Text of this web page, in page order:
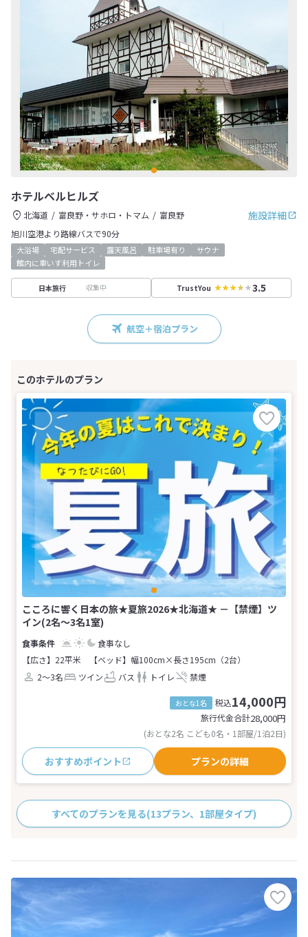
ホテルベルヒルズ
施設詳細
北海道 富良野・サホロ・トマム
富良野
旭川空港より路線バスで90分
大浴場 宅配サービス 露天風呂 駐車場有り
サウナ
館内に車いす利用トイレ
日本旅行 収集中 TrustYou 3.5
航空＋宿泊プラン
こころに響く日本の旅★夏旅2026★北海道★ －【禁煙】ツ
イン(2名～3名1室)
食事なし
【広さ】22平米
【ベッド】幅100cm×長さ195cm（2台）
2～3名
ツイン バス トイレ 禁煙
おとな1名 税込14,000円
旅行代金合計28,000円
(おとな2名 こども0名・1部屋/1泊2日)
おすすめポイント プランの詳細
すべてのプランを見る(13プラン、1部屋タイプ)